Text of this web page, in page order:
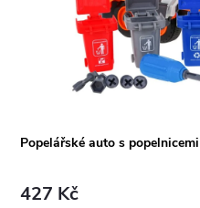
Popelářské auto s popelnicemi
427 Kč